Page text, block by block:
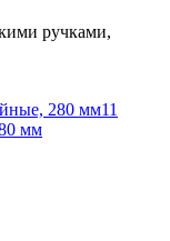
ручками,
мм